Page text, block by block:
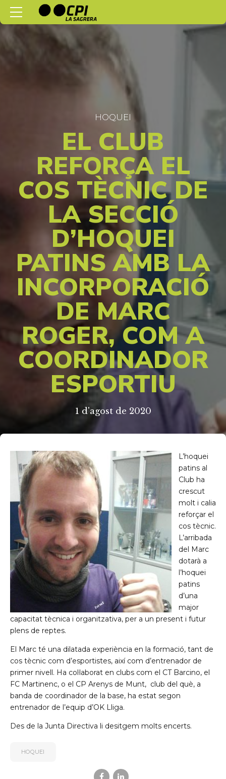
HOQUEI
EL CLUB
REFORÇA EL
COS TÈCNIC DE
LA SECCIÓ
D’HOQUEI
PATINS AMB LA
INCORPORACIÓ
DE MARC
ROGER, COM A
COORDINADOR
ESPORTIU
1 d'agost de 2020
L’hoquei
patins al
Club ha
crescut
molt i calia
reforçar el
cos tècnic.
L’arribada
del Marc
dotarà a
l’hoquei
patins
d’una
major
capacitat tècnica i organitzativa, per a un present i futur
plens de reptes.
El Marc té una dilatada experiència en la formació, tant de
cos tècnic com d’esportistes, així com d’entrenador de
primer nivell. Ha col·laborat en clubs com el CT Barcino, el
FC Martinenc, o el CP Arenys de Munt, club del què, a
banda de coordinador de la base, ha estat segon
entrenador de l’equip d’OK Lliga.
Des de la Junta Directiva li desitgem molts encerts.
HOQUEI